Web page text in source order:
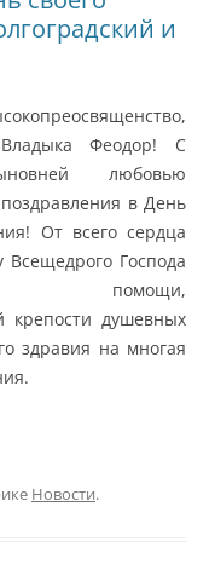
и
Феодор! С
любовью
в День
От всего сердца
Господа
помощи,
крепости душевных
здравия на многая
Новости.